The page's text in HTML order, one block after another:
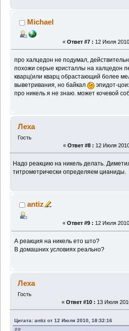
Michael
« Ответ #7 : 12 Июля
про халцедон не подумал,
похожи серые кристаллы на халцедон
кварц(или кварц обрастающий более
выветривания, но байкал
эпидот-
про никель я не знаю. может кочевой
Леха
Гость
« Ответ #8 : 12 Июля
Надо реакцию на никель делать.
титрометрически определяем цианиды.
antiz
« Ответ #9 : 12 Июля
А реакция на никель ето што?
В домашних условиях реально?
Леха
Гость
« Ответ #10 : 13 Июля
Цитата: antiz от 12 Июля 2010, 18:32:16